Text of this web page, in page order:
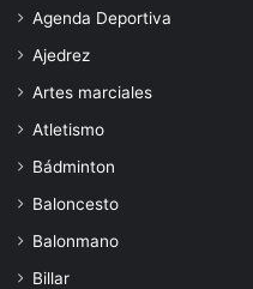
Agenda Deportiva
Ajedrez
Artes marciales
Atletismo
Bádminton
Baloncesto
Balonmano
Billar